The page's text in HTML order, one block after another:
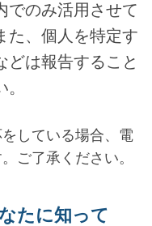
でのみ活用させて
た、個人を特定す
どは報告すること
している場合、電
ご了承ください。
たに知って